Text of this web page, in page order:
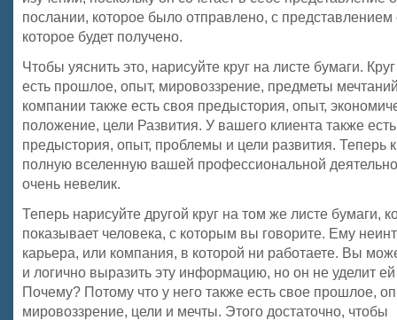
послании, которое было отправлено, с представлением
которое будет получено.
Чтобы уяснить это, нарисуйте круг на листе бумаги.
есть прошлое, опыт, мировоззрение, предметы
компании также есть своя предыстория, опыт,
положение, цели Развития. У вашего клиента также
предыстория, опыт, проблемы и цели развития. Теперь
полную вселенную вашей профессиональной
очень невелик.
Теперь нарисуйте другой круг на том же листе бумаги,
показывает человека, с которым вы говорите. Ему
карьера, или компания, в которой ни работаете. Вы
и логично выразить этy информацию, но он не уделит
Почему? Потому что у него также есть свое прошлое,
мировоззрение, цели и мечты. Этого достаточно, чтобы